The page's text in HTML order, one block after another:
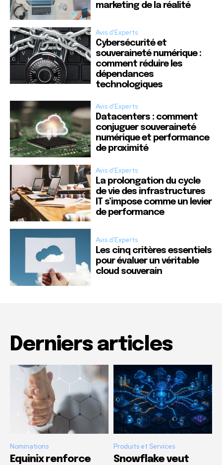
marketing de la réalité
Avis d'Experts
Cybersécurité et
souveraineté numérique :
comment réduire les
dépendances
technologiques
Avis d'Experts
Datacenters : comment
conjuguer souveraineté
numérique et performance
de proximité
Avis d'Experts
La prolongation du cycle
de vie des infrastructures
IT s’impose comme un levier
de performance
Avis d'Experts
Les cinq critères essentiels
pour évaluer un véritable
cloud souverain
Derniers articles
Nominations
Equinix renforce
Produits et Services
Snowflake veut